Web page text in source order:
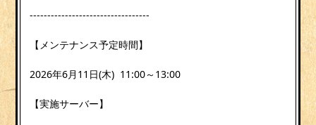
----------------------------------
【メンテナンス予定時間】
2026年6月11日(木) 11:00～13:00
【実施サーバー】